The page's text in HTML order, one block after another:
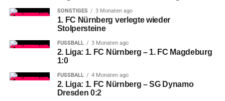
SONSTIGES 3 Monaten ago
1. FC Nürnberg verlegte wieder
Stolpersteine
FUSSBALL 3 Monaten ago
2. Liga: 1. FC Nürnberg – 1. FC Magdeburg
1:0
FUSSBALL 4 Monaten ago
2. Liga: 1. FC Nürnberg – SG Dynamo
Dresden 0:2